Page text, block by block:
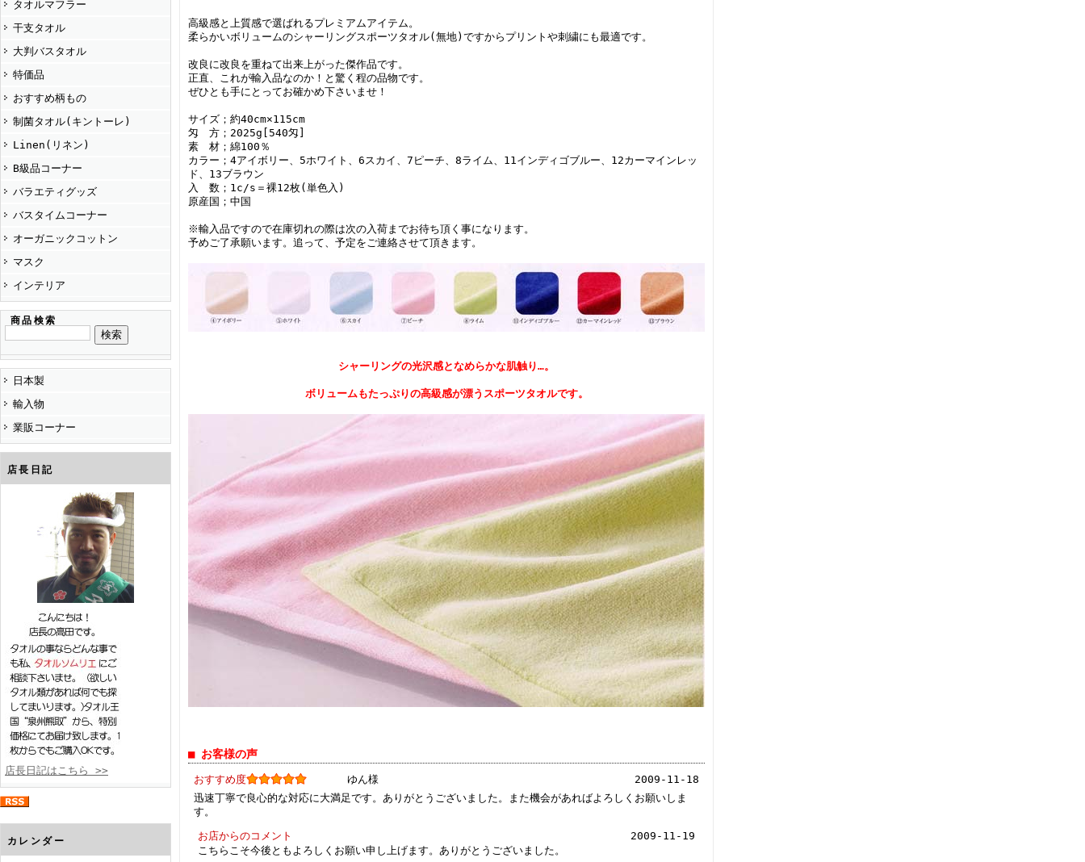
タオルマフラー
干支タオル
大判バスタオル
特価品
おすすめ柄もの
制菌タオル(キントーレ)
Linen(リネン)
B級品コーナー
バラエティグッズ
バスタイムコーナー
オーガニックコットン
マスク
インテリア
商品検索
日本製
輸入物
業販コーナー
店長日記
店長日記はこちら >>
カレンダー
高級感と上質感で選ばれるプレミアムアイテム。
柔らかいボリュームのシャーリングスポーツタオル(無地)ですからプリントや刺繍にも最適です。
改良に改良を重ねて出来上がった傑作品です。
正直、これが輸入品なのか！と驚く程の品物です。
ぜひとも手にとってお確かめ下さいませ！
サイズ；約40cm×115cm
匁 方；2025g[540匁]
素 材；綿100％
カラー；4アイボリー、5ホワイト、6スカイ、7ピーチ、8ライム、11インディゴブルー、12カーマインレッ
ド、13ブラウン
入 数；1c/s＝裸12枚(単色入)
原産国；中国
※輸入品ですので在庫切れの際は次の入荷までお待ち頂く事になります。
予めご了承願います。追って、予定をご連絡させて頂きます。
シャーリングの光沢感となめらかな肌触り…。
ボリュームもたっぷりの高級感が漂うスポーツタオルです。
■ お客様の声
おすすめ度 ゆん様
2009-11-18
迅速丁寧で良心的な対応に大満足です。ありがとうございました。また機会があればよろしくお願いしま
す。
お店からのコメント
2009-11-19
こちらこそ今後ともよろしくお願い申し上げます。ありがとうございました。